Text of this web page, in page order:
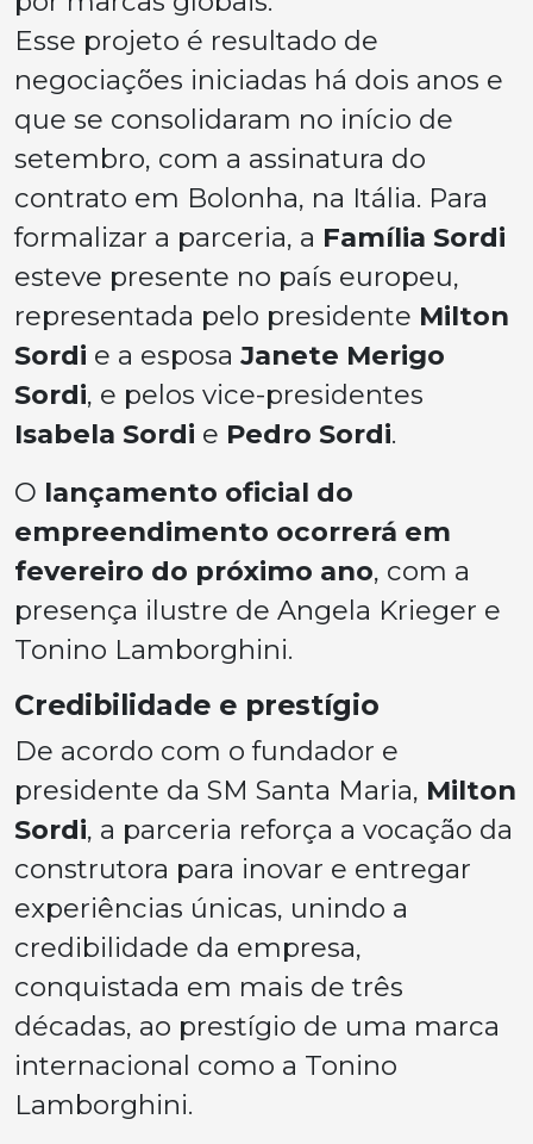
Esse projeto é resultado de
negociações iniciadas há dois anos e
que se consolidaram no início de
setembro, com a assinatura do
contrato em Bolonha, na Itália. Para
formalizar a parceria, a Família Sordi
esteve presente no país europeu,
representada pelo presidente Milton
Sordi e a esposa Janete Merigo
Sordi, e pelos vice-presidentes
Isabela Sordi e Pedro Sordi.
O lançamento oficial do
empreendimento ocorrerá em
fevereiro do próximo ano, com a
presença ilustre de Angela Krieger e
Tonino Lamborghini.
Credibilidade e prestígio
De acordo com o fundador e
presidente da SM Santa Maria, Milton
Sordi, a parceria reforça a vocação da
construtora para inovar e entregar
experiências únicas, unindo a
credibilidade da empresa,
conquistada em mais de três
décadas, ao prestígio de uma marca
internacional como a Tonino
Lamborghini.